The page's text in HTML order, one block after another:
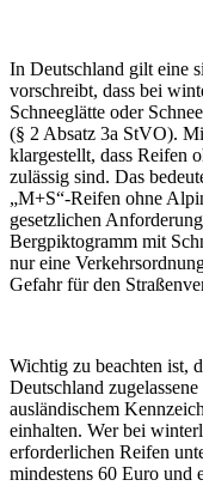
In Deutschland gilt eine
vorschreibt, dass bei
Schneeglätte oder
(§ 2 Absatz 3a StVO).
klargestellt, dass Reifen
zulässig sind. Das
„M+S“-Reifen ohne
gesetzlichen
Bergpiktogramm mit
nur eine
Gefahr für den
Wichtig zu beachten ist,
Deutschland
ausländischem
einhalten. Wer bei
erforderlichen Reifen
mindestens 60 Euro und